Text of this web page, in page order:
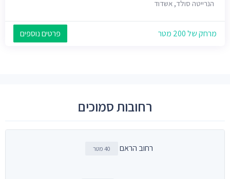
הנרייטה סולד, אשדוד
מרחק של 200 מטר פרטים נוספים
רחובות סמוכים
רחוב הראם 40 מטר